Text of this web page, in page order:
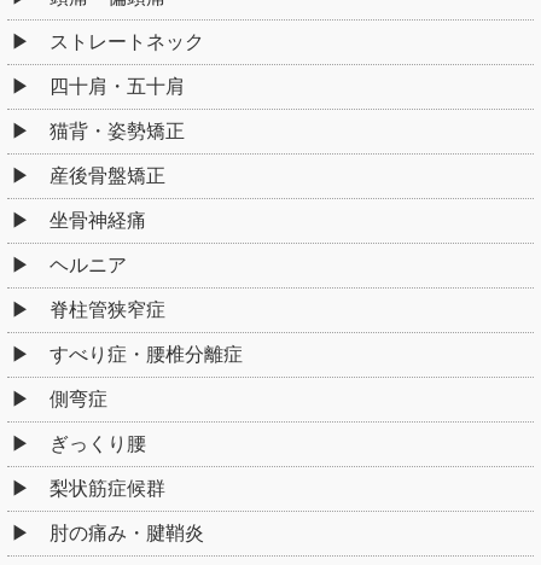
ストレートネック
四十肩・五十肩
猫背・姿勢矯正
産後骨盤矯正
坐骨神経痛
ヘルニア
脊柱管狭窄症
すべり症・腰椎分離症
側弯症
ぎっくり腰
梨状筋症候群
肘の痛み・腱鞘炎